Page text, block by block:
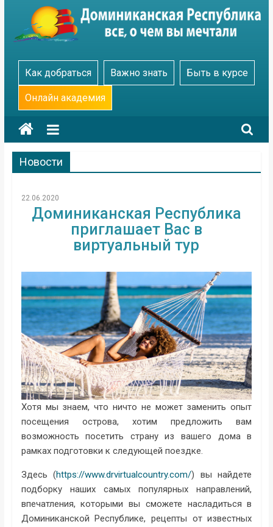
content
Go
Dominicana
Как добраться Важно знать Быть в курсе
Онлайн академия
Новости
22.06.2020
Доминиканская Республика
приглашает Вас в
виртуальный тур
Хотя мы знаем, что ничто не может заменить опыт
посещения острова, хотим предложить вам
возможность посетить страну из вашего дома в
рамках подготовки к следующей поездке.
Здесь (https://www.drvirtualcountry.com/) вы найдете
подборку наших самых популярных направлений,
впечатления, которыми вы сможете насладиться в
Доминиканской Республике, рецепты от известных